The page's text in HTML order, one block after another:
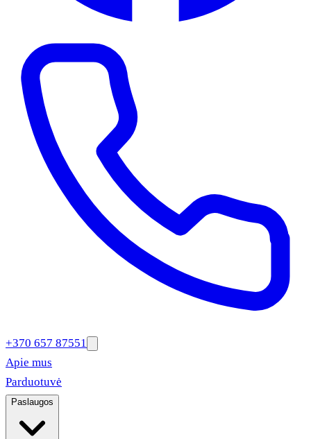
+370 657 87551
Apie mus
Parduotuvė
Paslaugos